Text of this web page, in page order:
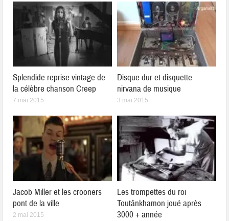
Splendide reprise vintage de
la célèbre chanson Creep
7 mai 2015
Disque dur et disquette
nirvana de musique
3 mai 2015
Jacob Miller et les crooners
pont de la ville
2 mai 2015
Les trompettes du roi
Toutânkhamon joué après
3000 + année